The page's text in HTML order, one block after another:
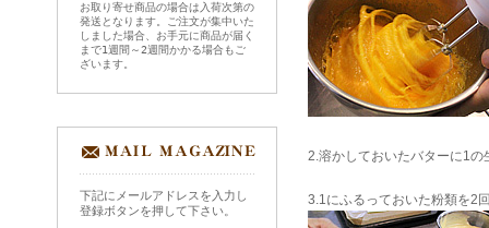
2.溶かしておいたバターに1
3.1にふるっておいた粉類を2
お取り寄せ商品の場合は入荷次第の
発送となります。ご注文が集中いた
しました場合、お手元に商品が届く
まで1週間～2週間かかる場合もご
ざいます。
下記にメールアドレスを入力し
登録ボタンを押して下さい。